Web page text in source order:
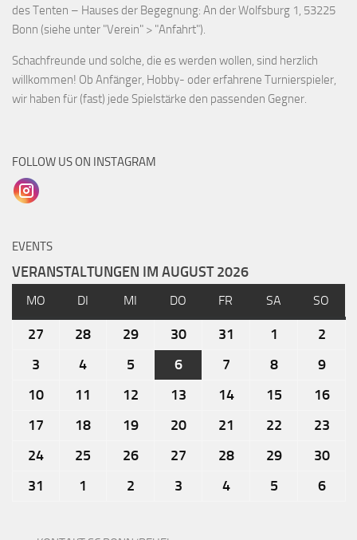
des Tenten – Hauses der Begegnung: An der Wolfsburg 1, 53225
Bonn (siehe unter "Verein" > "Anfahrt").
Schachfreunde und solche, die es werden wollen, sind herzlich
willkommen! Ob Anfänger, Hobby- oder erfahrene Turnierspieler,
wir haben für (fast) jede Spielstärke den passenden Gegner.
FOLLOW US ON INSTAGRAM
EVENTS
VERANSTALTUNGEN IM AUGUST 2026
MO DI MI DO FR SA SO
27 28 29 30 31 1
2
3
4 5 6 7 8
9
10
11 12 13 14 15
16
17
18 19 20 21 22
23
24
25 26 27 28 29
30
31
1 2 3 4 5 6